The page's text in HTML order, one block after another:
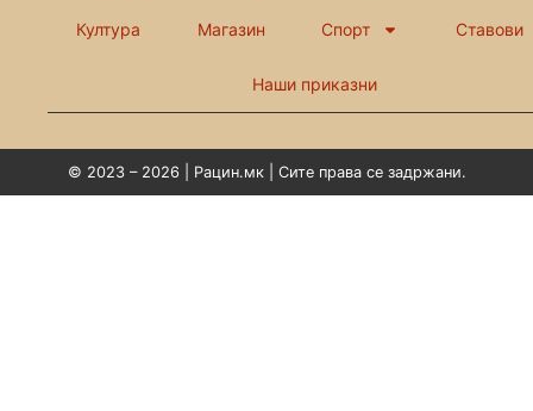
Култура Магазин Спорт Ставови
Наши приказни
© 2023 – 2026 | Рацин.мк | Сите права се задржани.